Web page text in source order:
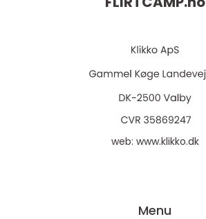
web: www.klikko.dk
Menu